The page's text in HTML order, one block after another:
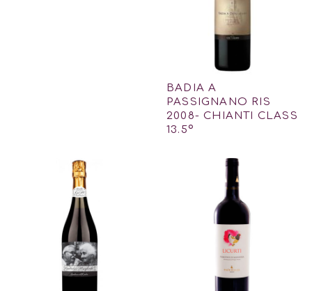
BADIA A
PASSIGNANO RIS
2008- CHIANTI CLASS
13.5º